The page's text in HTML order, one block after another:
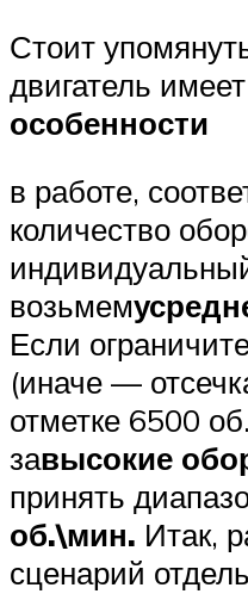
Стоит
двигатель имеет
особенности
в работе,
количество
возьмем
Если
(иначе —
отметке 6500
завысокие
принять
об.\мин. Итак,
сценарий